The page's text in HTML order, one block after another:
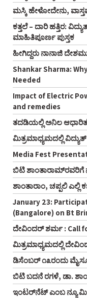
ಮಸ್ಕಿ ಹೇಳೋದೇನು,
ಕತ್ತಲೆ – ದಾರಿ ಹತ್ತಿರ:
ಮಾಹಿತಿಪೂರ್ಣ ಪುಸ್ತಕ
ಹೀಗಿದ್ದರು ನಾನಾಜಿ
Shankar Sharma:
Needed
Impact of Electric
and remedies
ತದಡಿಯಲ್ಲಿ ಅನಿಲ
ಮಿತ್ರಮಾಧ್ಯಮದಲ್ಲಿ
Media Fest
ಬಿಟಿ ಶಾಂತಾರಾಮ್‌ರವರಿಗೆ
ಶಾಂತಾರಾಂ, ಚಪ್ಪಲಿ ಎಲ್ಲಿ
January 23:
(Bangalore) on Bt
ದೇವಿಂದರ್ ಶರ್ಮ : Call
ಮಿತ್ರಮಾಧ್ಯಮದಲ್ಲಿ
ಡಿಸೆಂಬರ್ ೧೩ರಂದು
ಬಿಟಿ ಬದನೆ ರಗಳೆ, ಡಾ.
ಇಂಟರ್‌ನೆಟ್ ಎಂಬ ನ್ಯೂ